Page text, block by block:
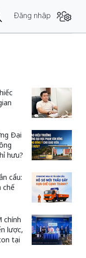
Đăng nhập
Đại
hưu?
cẩu:
chế
chính
lược,
tại